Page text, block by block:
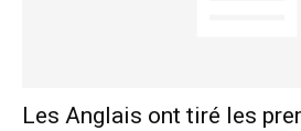
Les Anglais ont tiré les